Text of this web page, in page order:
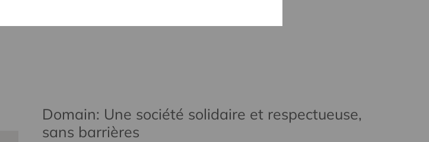
Domain: Une société solidaire et respectueuse,
sans barrières